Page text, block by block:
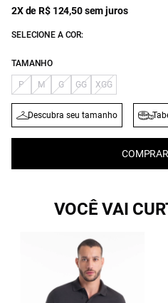
2X de R$ 124,50 sem juros
SELECIONE A COR:
TAMANHO
P M G GG XGG
Descubra seu tamanho
COMPRAR
VOCÊ VAI